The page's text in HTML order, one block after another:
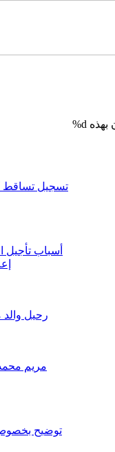
أسباب تأجيل
رحيل والد ميسي عن 68
مريم
توضيح
%d